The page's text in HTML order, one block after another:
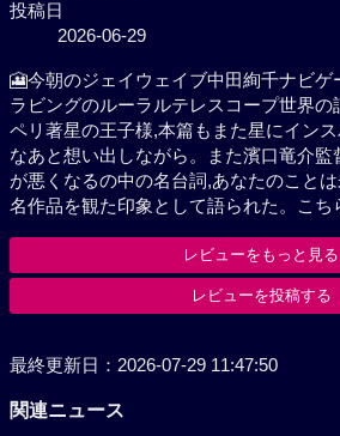
🎦今朝のジェイウェイブ中田絢千
トリトルラビングのルーラルテレ
はサン・テグジュペリ著星の王子
ンスパイアされた作品何だなあと
た濱口竜介監督新作映画きっと具
名台詞,あなたのことは未だ何も判
観た印象として語られた。こちら
レビューをもっと見る
レビューを投稿する
関連ニュース